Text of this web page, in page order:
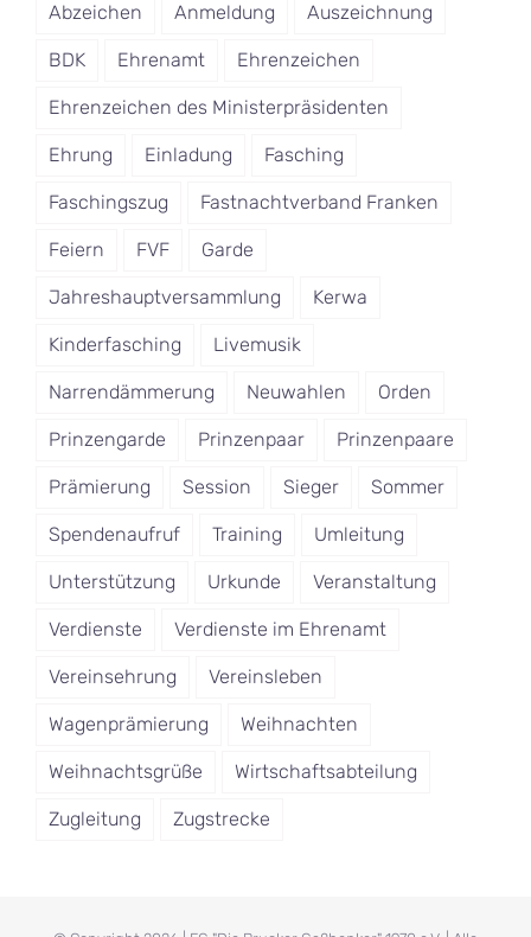
Abzeichen Anmeldung Auszeichnung
BDK Ehrenamt Ehrenzeichen
Ehrenzeichen des Ministerpräsidenten
Ehrung Einladung Fasching
Faschingszug Fastnachtverband Franken
Feiern FVF Garde
Jahreshauptversammlung Kerwa
Kinderfasching Livemusik
Narrendämmerung Neuwahlen Orden
Prinzengarde Prinzenpaar Prinzenpaare
Prämierung Session Sieger Sommer
Spendenaufruf Training Umleitung
Unterstützung Urkunde Veranstaltung
Verdienste Verdienste im Ehrenamt
Vereinsehrung Vereinsleben
Wagenprämierung Weihnachten
Weihnachtsgrüße Wirtschaftsabteilung
Zugleitung Zugstrecke